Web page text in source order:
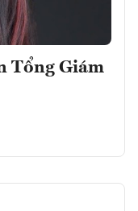
Tổng Giám